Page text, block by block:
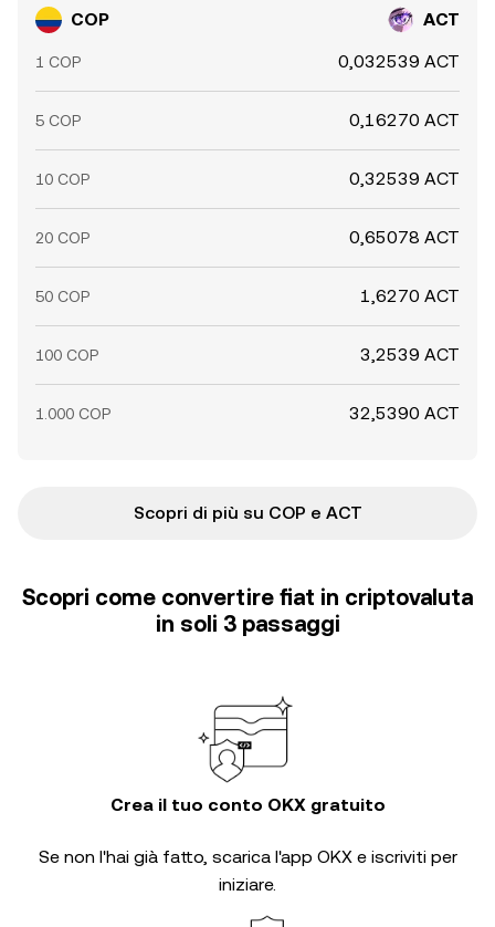
COP ACT
1 COP 0,032539 ACT
5 COP 0,16270 ACT
10 COP 0,32539 ACT
20 COP 0,65078 ACT
50 COP 1,6270 ACT
100 COP 3,2539 ACT
1.000 COP 32,5390 ACT
Scopri di più su COP e ACT
Scopri come convertire fiat in criptovaluta
in soli 3 passaggi
Crea il tuo conto OKX gratuito
Se non l'hai già fatto, scarica l'app OKX e iscriviti per
iniziare.